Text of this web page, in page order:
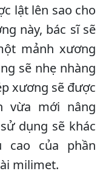
lật lên sao cho
này, bác sĩ sẽ
mảnh xương
sẽ nhẹ nhàng
xương sẽ được
vừa mới nâng
dụng sẽ khác
cao của phần
milimet.